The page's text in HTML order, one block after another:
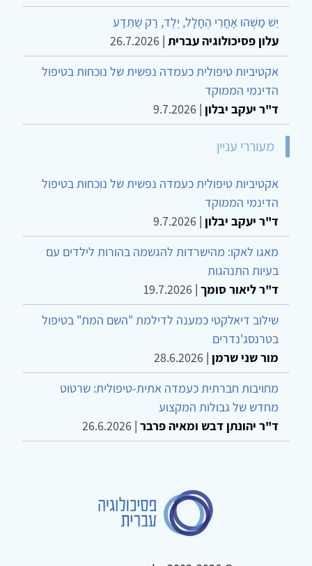
יֵשׁ מַשֶּׁהוּ אַחֲרֵי הֶחָלָל, יֶלֶד, רַק שֶׁתֵּדַע
עלון פסיכולוגיה עברית |
26.7.2026
אקטיביות טיפולית כעמדה נפשית של נוכחות בטיפול
הדינמי הממוקד
ד"ר יעקב יבלון |
9.7.2026
מעוררי עניין
אקטיביות טיפולית כעמדה נפשית של נוכחות בטיפול
הדינמי הממוקד
ד"ר יעקב יבלון |
9.7.2026
מאגו לאקו: מהישרדות להגשמה בהורות לילדים עם
בעיות התנהגות
ד"ר ליאור סומך |
19.7.2026
שילוב דיאלקטי כמענה לדילמת "השם המת" בטיפול
בטרנסג'נדרים
מור שני שרמן |
28.6.2026
מחויבות חברתית כעמדה אתית-טיפולית: שרטוט
מחדש של גבולות המקצוע
ד"ר יהונתן דבש ומאיה פרבר |
26.6.2026